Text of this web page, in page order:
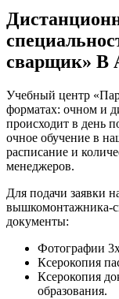
сварщик» В
Учебный центр
форматах: очном и
происходит в день
очное обучение в
расписание и
менеджеров.
Для подачи заявки
вышкомонтажника-
документы:
Фотографии
Ксерокопия
Ксерокопия
образования.